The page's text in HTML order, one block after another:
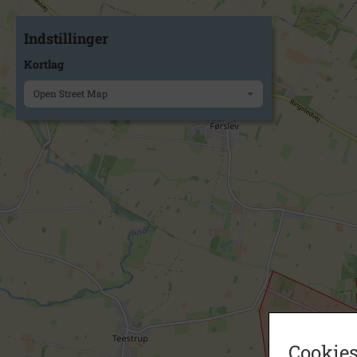
Indstillinger
Kortlag
Open Street Map